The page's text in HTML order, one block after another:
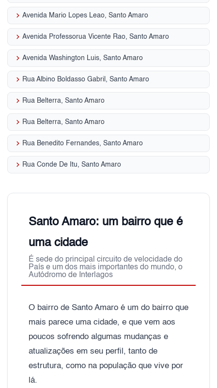
keyboard_arrow_right Avenida Mario Lopes Leao, Santo Amaro
keyboard_arrow_right Avenida Professorua Vicente Rao, Santo Amaro
keyboard_arrow_right Avenida Washington Luis, Santo Amaro
keyboard_arrow_right Rua Albino Boldasso Gabril, Santo Amaro
keyboard_arrow_right Rua Belterra, Santo Amaro
keyboard_arrow_right Rua Belterra, Santo Amaro
keyboard_arrow_right Rua Benedito Fernandes, Santo Amaro
keyboard_arrow_right Rua Conde De Itu, Santo Amaro
Santo Amaro: um bairro que é
uma cidade
É sede do principal circuito de velocidade do
País e um dos mais importantes do mundo, o
Autódromo de Interlagos
O bairro de Santo Amaro é um do bairro que
mais parece uma cidade, e que vem aos
poucos sofrendo algumas mudanças e
atualizações em seu perfil, tanto de
estrutura, como na população que vive por
lá.